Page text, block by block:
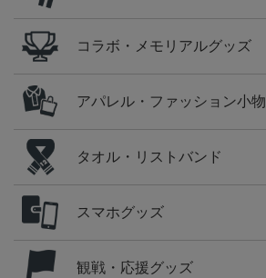
コラボ・メモリアルグッズ
アパレル・ファッション小物
タオル・リストバンド
スマホグッズ
観戦・応援グッズ